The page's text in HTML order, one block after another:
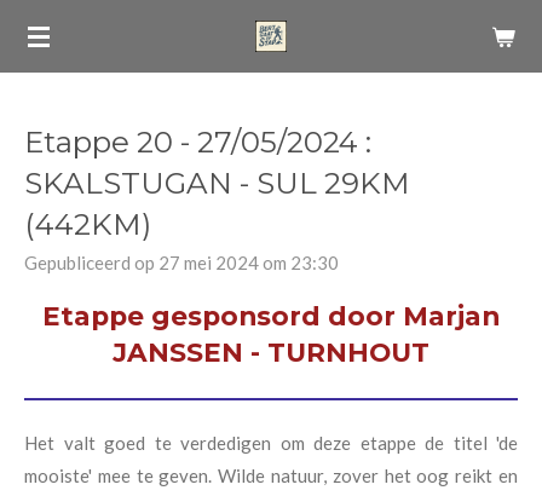
Ga
hoofdinhoud
Etappe 20 - 27/05/2024 :
SKALSTUGAN - SUL 29KM
(442KM)
Gepubliceerd op 27 mei 2024 om 23:30
Etappe gesponsord door Marjan
JANSSEN - TURNHOUT
Het valt goed te verdedigen om deze etappe de titel 'de
mooiste' mee te geven. Wilde natuur, zover het oog reikt en